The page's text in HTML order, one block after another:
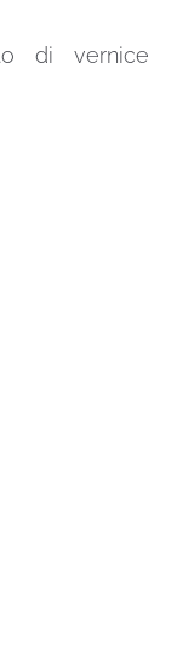
di vernice